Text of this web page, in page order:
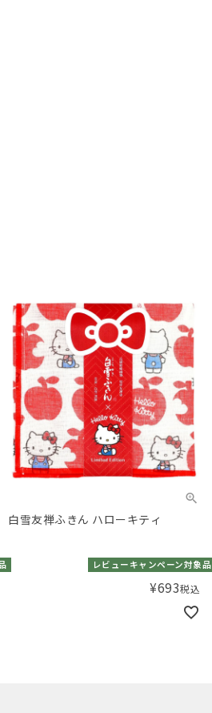
白雪友禅ふきん ハローキティ
レビューキャンペーン対象品
¥693税込